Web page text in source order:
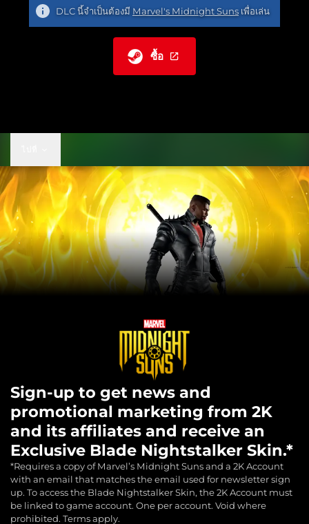
DLC นี้จำเป็นต้องมี Marvel's Midnight Sunsเพื่อเล่น
ซื้อ
Sign-up to get news and
promotional marketing from 2K
and its affiliates and receive an
Exclusive Blade Nightstalker Skin.*
*Requires a copy of Marvel’s Midnight Suns and a 2K Account
with an email that matches the email used for newsletter sign
up. To access the Blade Nightstalker Skin, the 2K Account must
be linked to game account. One per account. Void where
prohibited. Terms apply.